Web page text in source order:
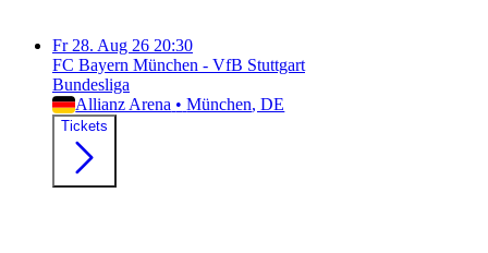
Fr 28. Aug 26 20:30
FC Bayern München - VfB Stuttgart
Bundesliga
Allianz Arena • München, DE
Tickets